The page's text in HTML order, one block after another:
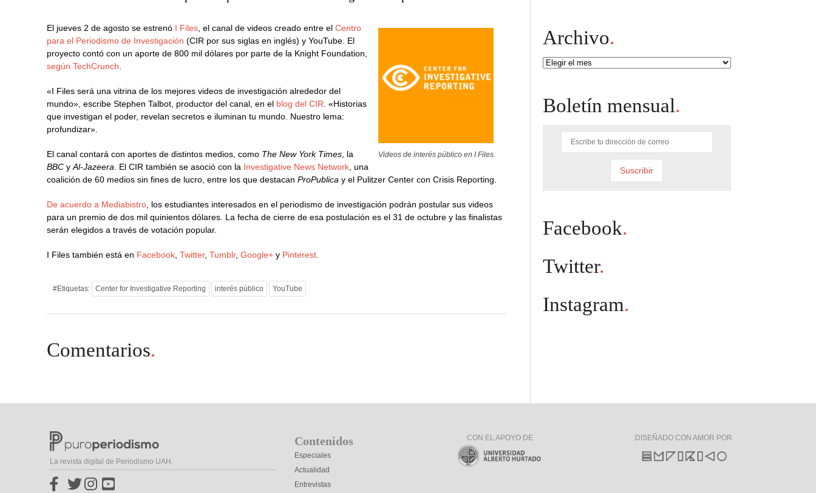
Videos de interés público en I Files.
El jueves 2 de agosto se estrenó I Files , el canal de videos creado entre elCentro
para el Periodismo de Investigación (CIR por sus siglas en inglés) y YouTube. El
proyecto contó con un aporte de 800 mil dólares por parte de la Knight Foundation,
según TechCrunch
«I Files será una vitrina de los mejores videos de investigación alrededor del
mundo», escribe Stephen Talbot, productor del canal, en el blog del CIR . «Historias
que investigan el poder, revelan secretos e iluminan tu mundo. Nuestro lema:
profundizar».
El canal contará con aportes de distintos medios, como The New York Times , la
BBC yAl-Jazeera . El CIR también se asoció con la Investigative News Network , una
coalición de 60 medios sin fines de lucro, entre los que destacanProPublica y el Pulitzer Center con Crisis Reporting.
De acuerdo a Mediabistro , los estudiantes interesados en el periodismo de investigación podrán postular sus videos
para un premio de dos mil quinientos dólares. La fecha de cierre de esa postulación es el 31 de octubre y las finalistas
serán elegidos a través de votación popular.
I Files también está en Facebook ,Twitter,Tumblr,Google+ y Pinterest
#Etiquetas: Center for Investigative Reporting interés público YouTube
Comentarios.
Archivo.
Archivo
Boletín mensual.
Facebook.
Twitter.
Instagram.
La revista digital de Periodismo UAH.
Contenidos
Especiales
Actualidad
Entrevistas
CON EL APOYO DE DISEÑADO CON AMOR POR